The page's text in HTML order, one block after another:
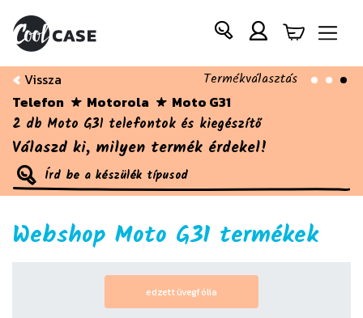
Vissza Termékválasztás
Telefon Motorola Moto G31
2 db Moto G31 telefontok és kiegészítő
Válaszd ki, milyen termék érdekel!
Webshop Moto G31 termékek
edzett üvegfólia